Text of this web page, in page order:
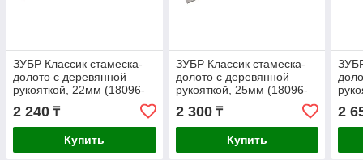
ЗУБР Классик стамеска-
долото с деревянной
рукояткой, 22мм (18096-
2 240 ₸
Купить
ЗУБР Классик стамеска-
долото с деревянной
рукояткой, 25мм (18096-
2 300₸
Купить
2